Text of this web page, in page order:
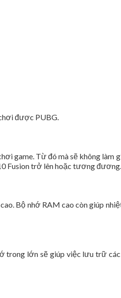
được PUBG.
game. Từ đó mà sẽ không làm
Fusion trở lên hoặc tương đương.
Bộ nhớ RAM cao còn giúp
trong lớn sẽ giúp việc lưu trữ